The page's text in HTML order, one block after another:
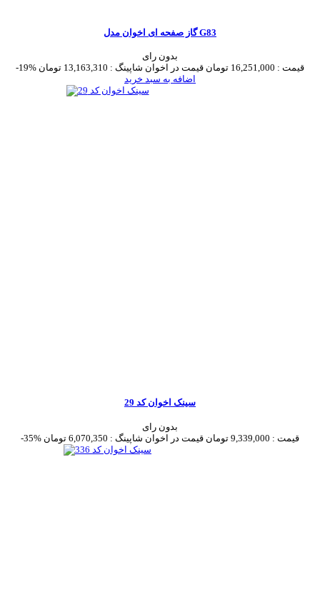
گاز صفحه ای اخوان مدل G83
بدون رای
-19%
قیمت : 16,251,000 تومان قیمت در اخوان شاپینگ : 13,163,310 تومان
اضافه به سبد خرید
سینک اخوان کد 29
بدون رای
-35%
قیمت : 9,339,000 تومان قیمت در اخوان شاپینگ : 6,070,350 تومان